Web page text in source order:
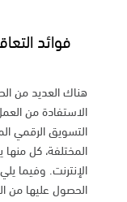
فوائد
هناك العديد من
الاستفادة من
التسويق الرقمي
المختلفة، كل
الإنترنت. وفيما
الحصول عليها من